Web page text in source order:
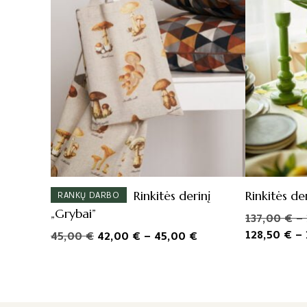
RANKŲ DARBO
Rinkitės derinį
„Grybai”
45,00€ Original
42,00 € – 45,00 €
Rinkitės
137,00€–
128,50 € –